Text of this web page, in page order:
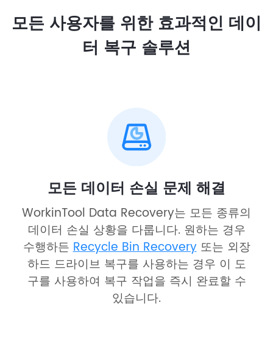
모든 사용자를 위한 효과적인 데이
터 복구 솔루션
모든 데이터 손실 문제 해결
WorkinTool Data Recovery는 모든 종류의
데이터 손실 상황을 다룹니다. 원하는 경우
수행하든Recycle Bin Recovery또는 외장
하드 드라이브 복구를 사용하는 경우 이 도
구를 사용하여 복구 작업을 즉시 완료할 수
있습니다.